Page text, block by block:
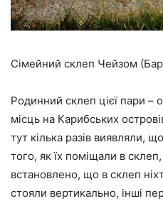
Сімейний склеп Чейзом
Родинний склеп цієї пари –
місць на Карибських
тут кілька разів виявляли,
того, як їх поміщали в
встановлено, що в склеп
стояли вертикально, інші